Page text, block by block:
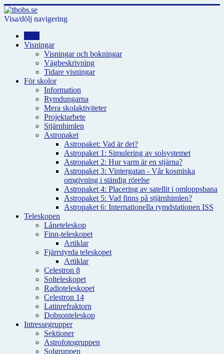
Visa/dölj navigering
Visningar
Visningar och bokningar
Vägbeskrivning
Tidare visningar
För skolor
Information
Rymdungarna
Mera skolaktiviteter
Projektarbete
Stjärnhimlen
Astropaket
Astropaket: Vad är det?
Astropaket 1: Simulering av solsystemet
Astropaket 2: Hur varm är en stjärna?
Astropaket 3: Vintergatan - Vår kosmiska
omgivning i ständig rörelse
Astropaket 4: Placering av satellit i omloppsbana
Astropaket 5: Vad finns på stjärnhimlen?
Astropaket 6: Internationella rymdstationen ISS
Teleskopen
Låneteleskop
Finn-teleskopet
Artiklar
Fjärrstyrda teleskopet
Artiklar
Celestron 8
Solteleskopet
Radioteleskopet
Celestron 14
Latinrefraktorn
Dobsonteleskop
Intressegrupper
Sektioner
Astrofotogruppen
Solgruppen